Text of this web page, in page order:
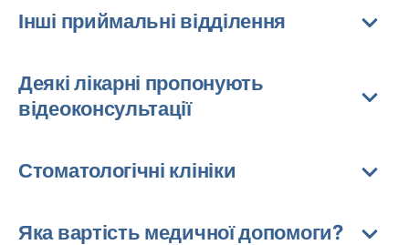
Інші приймальні відділення
Деякі лікарні пропонують
відеоконсультації
Стоматологічні клініки
Яка вартість медичної допомоги?